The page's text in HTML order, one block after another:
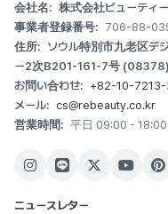
会社名: 株式会社ビューティ
事業者登録番号: 706-88-
住所: ソウル特別市九老区デ
ー2次B201-161-7号 (08378)
お問い合わせ: +82-10-
メール: cs@rebeauty.co.kr
営業時間: 平日 09:00 - 18:00
ニュースレター